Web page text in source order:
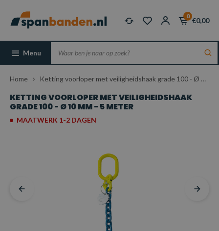
0
€0,00
Menu
Home Ketting voorloper met veiligheidshaak grade 100 - Ø 10 mm - 5 meter
KETTING VOORLOPER MET VEILIGHEIDSHAAK
GRADE 100 - Ø 10 MM - 5 METER
MAATWERK 1-2 DAGEN